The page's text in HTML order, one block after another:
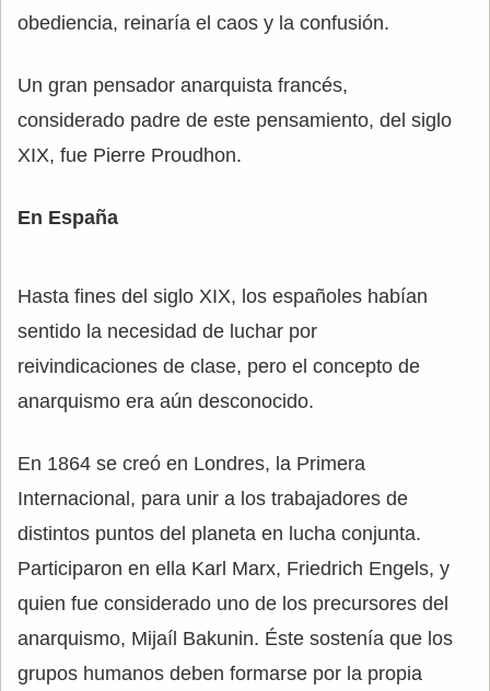
obediencia, reinaría el caos y la confusión.
Un gran pensador anarquista francés,
considerado padre de este pensamiento, del siglo
XIX, fue Pierre Proudhon.
En España
Hasta fines del siglo XIX, los españoles habían
sentido la necesidad de luchar por
reivindicaciones de clase, pero el concepto de
anarquismo era aún desconocido.
En 1864 se creó en Londres, la Primera
Internacional, para unir a los trabajadores de
distintos puntos del planeta en lucha conjunta.
Participaron en ella Karl Marx, Friedrich Engels, y
quien fue considerado uno de los precursores del
anarquismo, Mijaíl Bakunin. Éste sostenía que los
grupos humanos deben formarse por la propia